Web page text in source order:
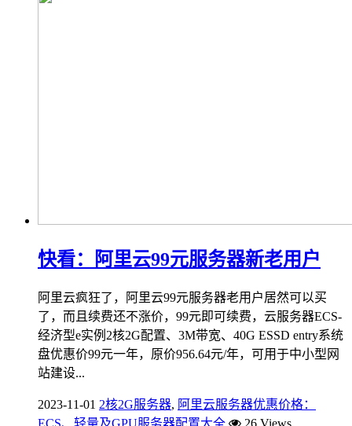
快看：阿里云99元服务器新老用户
阿里云疯狂了，阿里云99元服务器老用户居然可以买
了，而且续费还不涨价，99元即可续费，云服务器ECS-
经济型e实例2核2G配置、3M带宽、40G ESSD entry系统
盘优惠价99元一年，原价956.64元/年，可用于中小型网
站建设...
2023-11-01 2核2G服务器, 阿里云服务器优惠价格：
ECS、轻量及GPU服务器配置大全
26 Views